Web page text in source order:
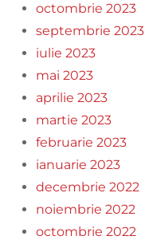
octombrie 2023
septembrie 2023
iulie 2023
mai 2023
aprilie 2023
martie 2023
februarie 2023
ianuarie 2023
decembrie 2022
noiembrie 2022
octombrie 2022